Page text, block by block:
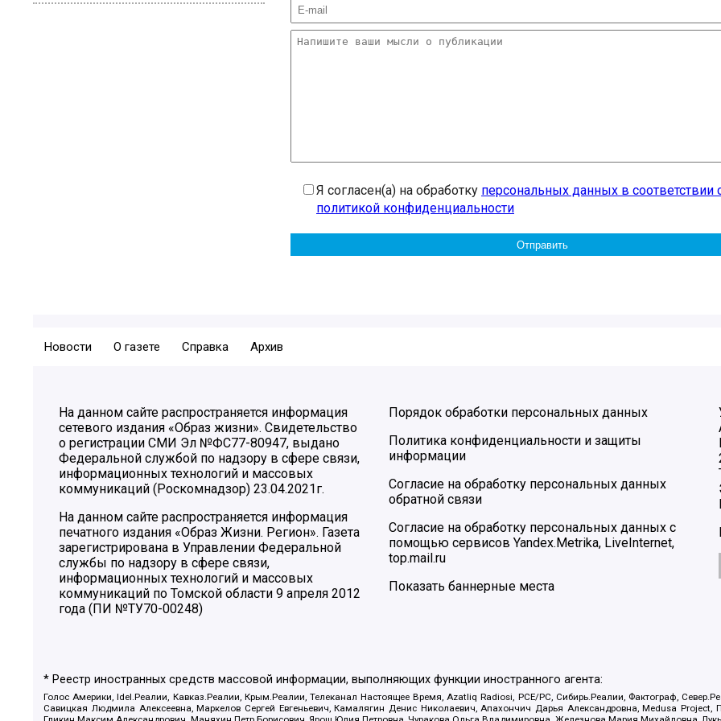
Я согласен(а) на обработку персональных данных в соответствии
политикой конфиденциальности
Новости О газете Справка Архив
На данном сайте распространяется информация
сетевого издания «Образ жизни». Свидетельство
о регистрации СМИ Эл №ФС77-80947, выдано
Федеральной службой по надзору в сфере связи,
информационных технологий и массовых
коммуникаций (Роскомнадзор) 23.04.2021г.
На данном сайте распространяется информация
печатного издания «Образ Жизни. Регион». Газета
зарегистрирована в Управлении Федеральной
службы по надзору в сфере связи,
информационных технологий и массовых
коммуникаций по Томской области 9 апреля 2012
года (ПИ №ТУ70-00248)
Порядок обработки персональных данных
Политика конфиденциальности и защиты
информации
Согласие на обработку персональных данных
обратной связи
Согласие на обработку персональных данных с
помощью сервисов Yandex.Metrika, LiveInternet,
top.mail.ru
Показать баннерные места
* Реестр иностранных средств массовой информации, выполняющих функции иностранного агента:
Голос Америки, Idel.Реалии, Кавказ.Реалии, Крым.Реалии, Телеканал Настоящее Время, Azatliq Radiosi, PCE/PC, Сибирь.Реалии, Фактограф,
Савицкая Людмила Алексеевна, Маркелов Сергей Евгеньевич, Камалягин Денис Николаевич, Апахончич Дарья Александровна, Medusa